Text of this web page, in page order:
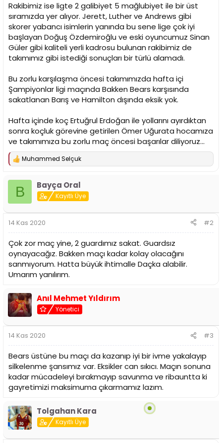
Rakibimiz ise ligte 2 galibiyet 5 mağlubiyet ile bir üst
sıramızda yer alıyor. Jerett, Luther ve Andrews gibi
skorer yabancı isimlerin yanında bu sene lige çok iyi
başlayan Doğuş Özdemiroğlu ve eski oyuncumuz Sinan
Güler gibi kaliteli yerli kadrosu bulunan rakibimiz de
takımımız gibi istediği sonuçları bir türlü alamadı.
Bu zorlu karşılaşma öncesi takımımızda hafta içi
Şampiyonlar ligi maçında Bakken Bears karşısında
sakatlanan Barış ve Hamilton dışında eksik yok.
Hafta içinde koç Ertuğrul Erdoğan ile yollarını ayırdıktan
sonra koçluk görevine getirilen Ömer Uğurata hocamıza
ve takımımıza bu zorlu maç öncesi başarılar diliyoruz...
T
p
l
:
Muhammed Selçuk
B Bayça Oral
Kayıtlı Üye
14 Kas 2020 #2
Çok zor maç yine, 2 guardımız sakat. Guardsız
oynayacağız. Bakken maçı kadar kolay olacağını
sanmıyorum. Hatta büyük ihtimalle Daçka alabilir.
Umarım yanılırım.
Anıl Mehmet Yıldırım
Yönetici
14 Kas 2020 #3
Bears üstüne bu maçı da kazanıp iyi bir ivme yakalayıp
silkelenme şansımız var. Eksikler can sıkıcı. Maçın sonuna
kadar mücadeleyi bırakmayıp savunma ve ribauntta ki
gayretimizi maksimuma çıkarmamız lazım.
Tolgahan Kara
Kayıtlı Üye